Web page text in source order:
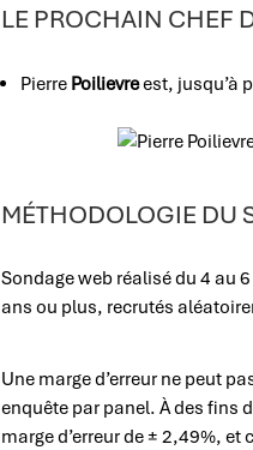
LE PROCHAIN CHEF
Pierre Poilievreest, jusqu’à
MÉTHODOLOGIE DU
Sondage web réalisé du 4 au
ans ou plus, recrutés
Une marge d’erreur ne peut
enquête par panel. À des
marge d’erreur de ± 2,49%,